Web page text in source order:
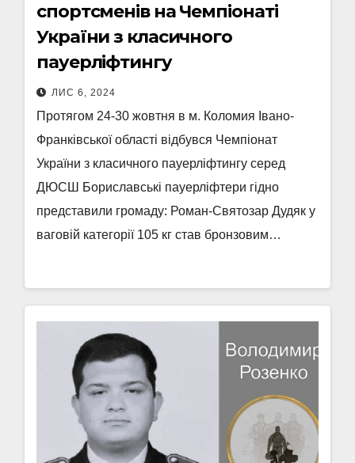
спортсменів на Чемпіонаті
України з класичного
пауерліфтингу
ЛИС 6, 2024
Протягом 24-30 жовтня в м. Коломия Івано-
Франківської області відбувся Чемпіонат
України з класичного пауерліфтингу серед
ДЮСШ Бориславські пауерліфтери гідно
представили громаду: Роман-Святозар Дудяк у
ваговій категорії 105 кг став бронзовим…